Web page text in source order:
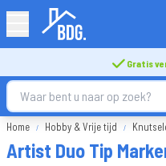
Gratis
Home Hobby & Vrije tijd
Artist Duo Tip